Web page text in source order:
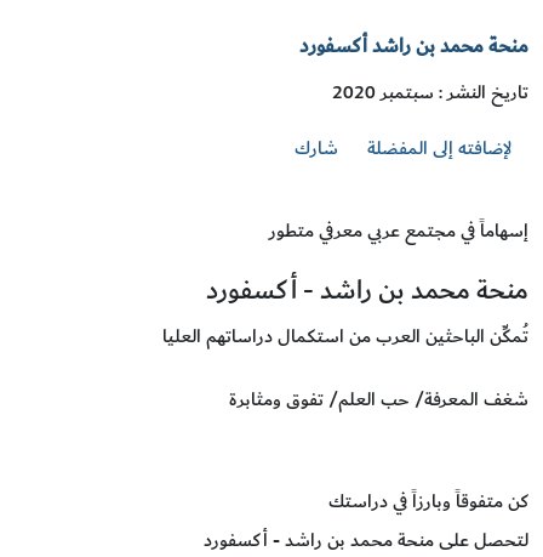
منحة محمد بن راشد أكسفورد
تاريخ النشر : سبتمبر 2020
لإضافته إلى المفضلة
شارك
إسهاماً في مجتمع عربي معرفي متطور
منحة محمد بن راشد - أكسفورد
تُمكِّن الباحثين العرب من استكمال دراساتهم العليا
شغف المعرفة/ حب العلم/ تفوق ومثابرة
كن متفوقاً وبارزاً في دراستك
لتحصل على منحة محمد بن راشد - أكسفورد